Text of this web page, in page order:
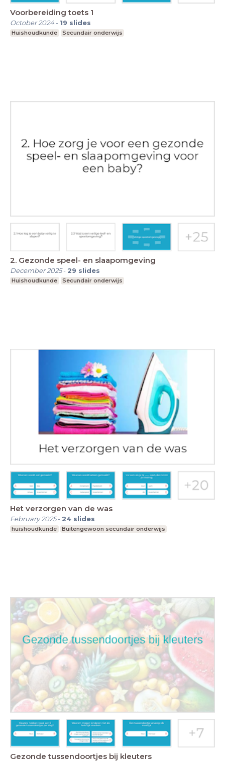
Voorbereiding toets 1
October 2024- 19 slides
Huishoudkunde Secundair onderwijs
2. Gezonde speel- en slaapomgeving
December 2025- 29 slides
Huishoudkunde Secundair onderwijs
Het verzorgen van de was
February 2025- 24 slides
huishoudkunde Buitengewoon secundair onderwijs
Gezonde tussendoortjes bij kleuters